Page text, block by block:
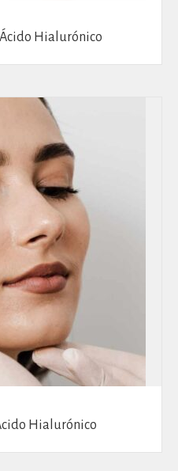
Ácido Hialurónico
Hialurónico